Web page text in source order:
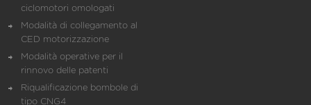
ciclomotori omologati
Modalità di collegamento al
CED motorizzazione
Modalità operative per il
rinnovo delle patenti
Riqualificazione bombole di
tipo CNG4